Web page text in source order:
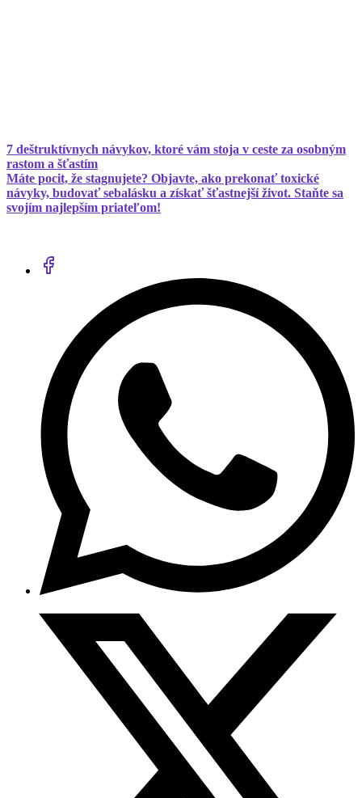
7 deštruktívnych návykov, ktoré vám stoja v ceste za osobným
rastom a šťastím
Máte pocit, že stagnujete? Objavte, ako prekonať toxické
návyky, budovať sebalásku a získať šťastnejší život. Staňte sa
svojím najlepším priateľom!